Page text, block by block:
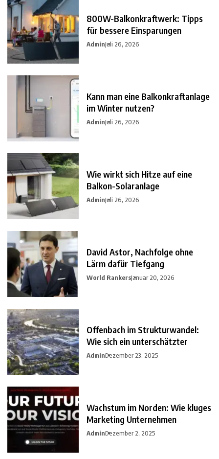
800W-Balkonkraftwerk: Tipps
für bessere Einsparungen
AdminJuli 26, 2026
Kann man eine Balkonkraftanlage
im Winter nutzen?
AdminJuli 26, 2026
Wie wirkt sich Hitze auf eine
Balkon-Solaranlage
AdminJuli 26, 2026
David Astor, Nachfolge ohne
Lärm dafür Tiefgang
World RankersJanuar 20, 2026
Offenbach im Strukturwandel:
Wie sich ein unterschätzter
AdminDezember 23, 2025
Wachstum im Norden: Wie kluges
Marketing Unternehmen
AdminDezember 2, 2025